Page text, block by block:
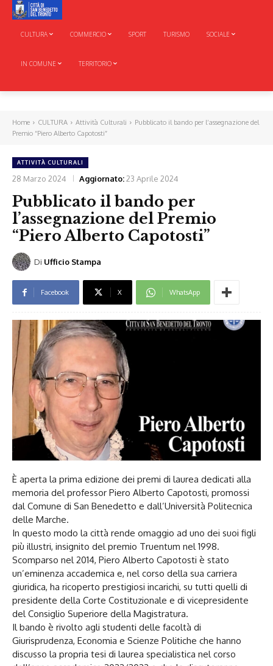
CULTURA COMMERCIO SPORT TURISMO SOCIALE
IN COMUNE TERRITORIO
Home CULTURA Attività Culturali
Pubblicato il bando per l’assegnazione del
Premio “Piero Alberto Capotosti”
ATTIVITÀ CULTURALI
28 Marzo 2024 Aggiornato: 23 Aprile 2024
Pubblicato il bando per
l’assegnazione del Premio
“Piero Alberto Capotosti”
Di Ufficio Stampa
Facebook X WhatsApp
È aperta la prima edizione dei premi di laurea dedicati alla
memoria del professor Piero Alberto Capotosti, promossi
dal Comune di San Benedetto e dall’Università Politecnica
delle Marche.
In questo modo la città rende omaggio ad uno dei suoi figli
più illustri, insignito del premio Truentum nel 1998.
Scomparso nel 2014, Piero Alberto Capotosti è stato
un’eminenza accademica e, nel corso della sua carriera
giuridica, ha ricoperto prestigiosi incarichi, su tutti quelli di
presidente della Corte Costituzionale e di vicepresidente
del Consiglio Superiore della Magistratura.
Il bando è rivolto agli studenti delle facoltà di
Giurisprudenza, Economia e Scienze Politiche che hanno
discusso la propria tesi di laurea specialistica nel corso